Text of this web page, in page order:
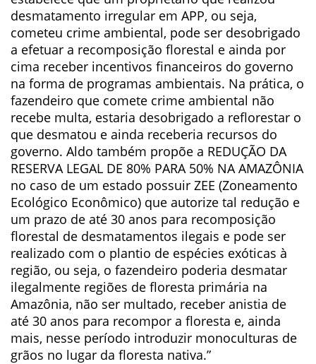
desmatamento irregular em APP, ou seja,
cometeu crime ambiental, pode ser desobrigado
a efetuar a recomposição florestal e ainda por
cima receber incentivos financeiros do governo
na forma de programas ambientais. Na prática, o
fazendeiro que comete crime ambiental não
recebe multa, estaria desobrigado a reflorestar o
que desmatou e ainda receberia recursos do
governo. Aldo também propõe a REDUÇÃO DA
RESERVA LEGAL DE 80% PARA 50% NA AMAZÔNIA
no caso de um estado possuir ZEE (Zoneamento
Ecológico Econômico) que autorize tal redução e
um prazo de até 30 anos para recomposição
florestal de desmatamentos ilegais e pode ser
realizado com o plantio de espécies exóticas à
região, ou seja, o fazendeiro poderia desmatar
ilegalmente regiões de floresta primária na
Amazônia, não ser multado, receber anistia de
até 30 anos para recompor a floresta e, ainda
mais, nesse período introduzir monoculturas de
grãos no lugar da floresta nativa.”